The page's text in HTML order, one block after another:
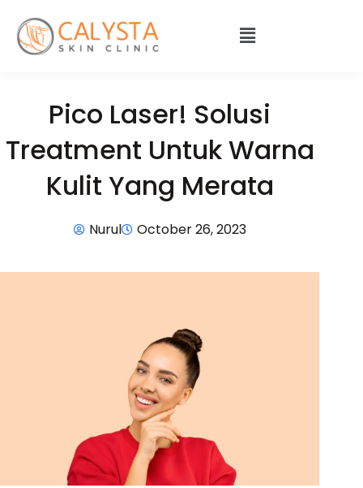
Pico Laser! Solusi
Treatment Untuk Warna
Kulit Yang Merata
Nurul October 26, 2023